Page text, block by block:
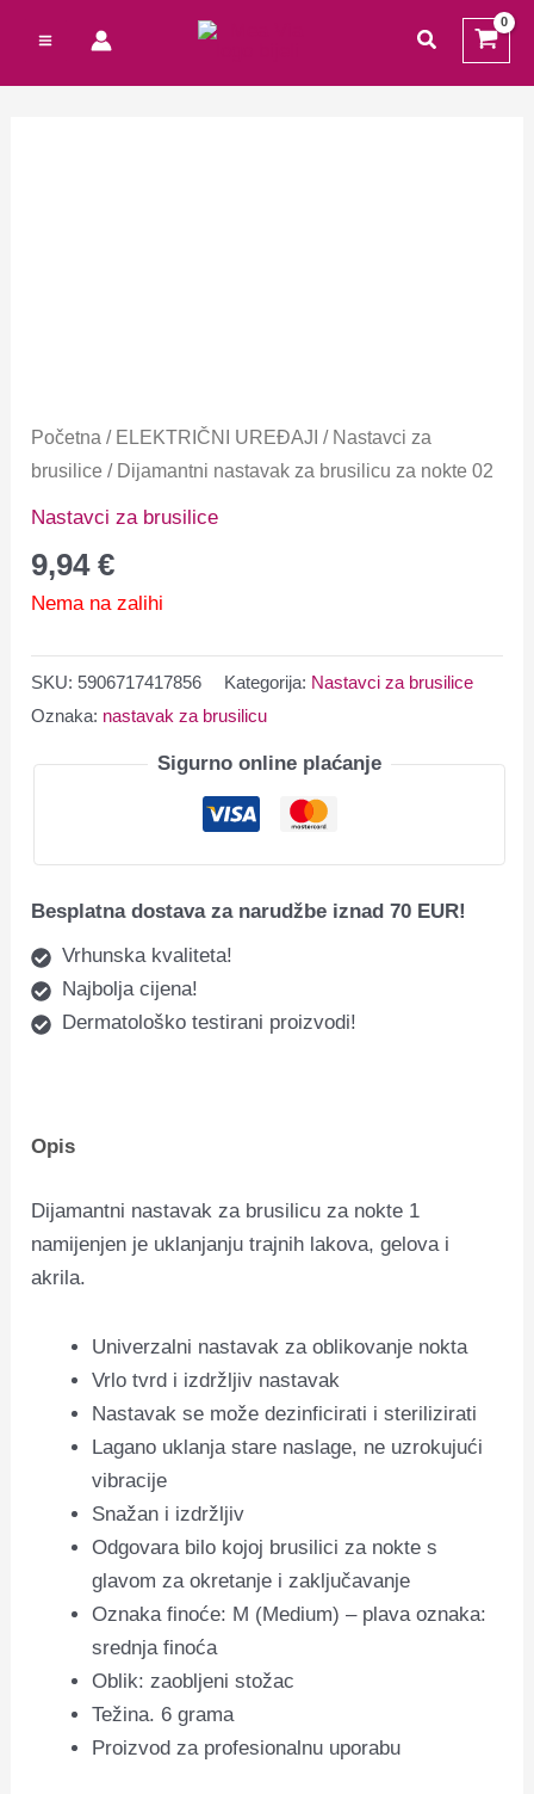
sadržaj
traži
Početna / ELEKTRIČNI UREĐAJI / Nastavci za
brusilice / Dijamantni nastavak za brusilicu za nokte 02
Nastavci za brusilice
9,94€
Nema na zalihi
SKU: 5906717417856 Kategorija: Nastavci za brusilice
Oznaka: nastavak za brusilicu
Sigurno online plaćanje
Besplatna dostava za narudžbe iznad 70 EUR!
Vrhunska kvaliteta!
Najbolja cijena!
Dermatološko testirani proizvodi!
Opis
Dijamantni nastavak za brusilicu za nokte 1
namijenjen je uklanjanju trajnih lakova, gelova i
akrila.
Univerzalni nastavak za oblikovanje nokta
Vrlo tvrd i izdržljiv nastavak
Nastavak se može dezinficirati i sterilizirati
Lagano uklanja stare naslage, ne uzrokujući
vibracije
Snažan i izdržljiv
Odgovara bilo kojoj brusilici za nokte s
glavom za okretanje i zaključavanje
Oznaka finoće: M (Medium) – plava oznaka:
srednja finoća
Oblik: zaobljeni stožac
Težina. 6 grama
Proizvod za profesionalnu uporabu
Total: